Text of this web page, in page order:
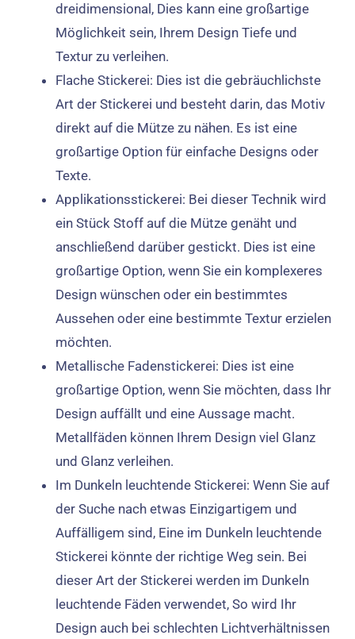
dreidimensional, Dies kann eine großartige
Möglichkeit sein, Ihrem Design Tiefe und
Textur zu verleihen.
Flache Stickerei: Dies ist die gebräuchlichste
Art der Stickerei und besteht darin, das Motiv
direkt auf die Mütze zu nähen. Es ist eine
großartige Option für einfache Designs oder
Texte.
Applikationsstickerei: Bei dieser Technik wird
ein Stück Stoff auf die Mütze genäht und
anschließend darüber gestickt. Dies ist eine
großartige Option, wenn Sie ein komplexeres
Design wünschen oder ein bestimmtes
Aussehen oder eine bestimmte Textur erzielen
möchten.
Metallische Fadenstickerei: Dies ist eine
großartige Option, wenn Sie möchten, dass Ihr
Design auffällt und eine Aussage macht.
Metallfäden können Ihrem Design viel Glanz
und Glanz verleihen.
Im Dunkeln leuchtende Stickerei: Wenn Sie auf
der Suche nach etwas Einzigartigem und
Auffälligem sind, Eine im Dunkeln leuchtende
Stickerei könnte der richtige Weg sein. Bei
dieser Art der Stickerei werden im Dunkeln
leuchtende Fäden verwendet, So wird Ihr
Design auch bei schlechten Lichtverhältnissen